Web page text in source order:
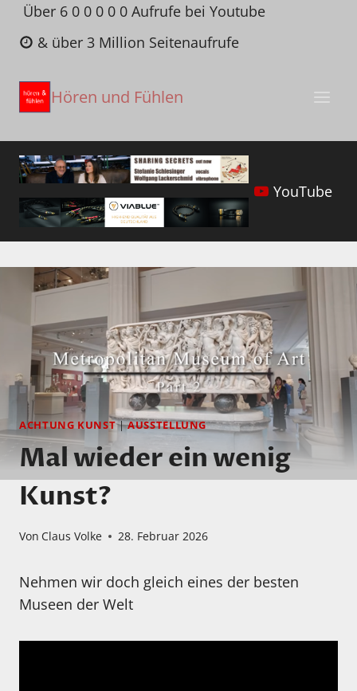
Zum
Inhalt
springen
Über 6 0 0 0 0 0 Aufrufe bei Youtube
& über 3 Million Seitenaufrufe
Hören und Fühlen
YouTube
ACHTUNG KUNST|AUSSTELLUNG
Mal wieder ein wenig
Kunst?
Von Claus Volke 28. Februar 2026
Nehmen wir doch gleich eines der besten
Museen der Welt